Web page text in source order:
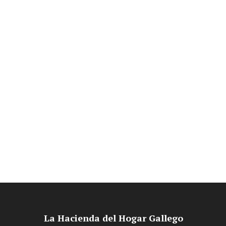
La Hacienda del Hogar Gallego